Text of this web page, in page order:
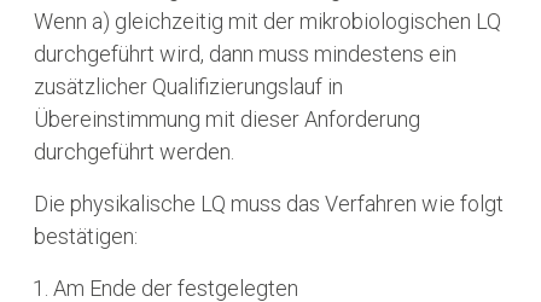
Wenn a) gleichzeitig mit der mikrobiologischen LQ
durchgeführt wird, dann muss mindestens ein
zusätzlicher Qualifizierungslauf in
Übereinstimmung mit dieser Anforderung
durchgeführt werden.
Die physikalische LQ muss das Verfahren wie folgt
bestätigen:
Am Ende der festgelegten